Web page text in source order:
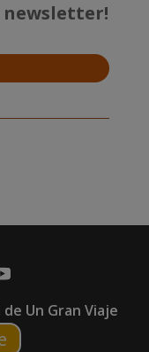
newsletter!
Un Gran Viaje